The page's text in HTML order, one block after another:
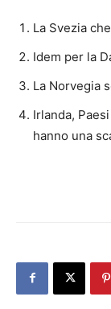
La Svezia
Idem per la
La Norvegia
Irlanda,
hanno una